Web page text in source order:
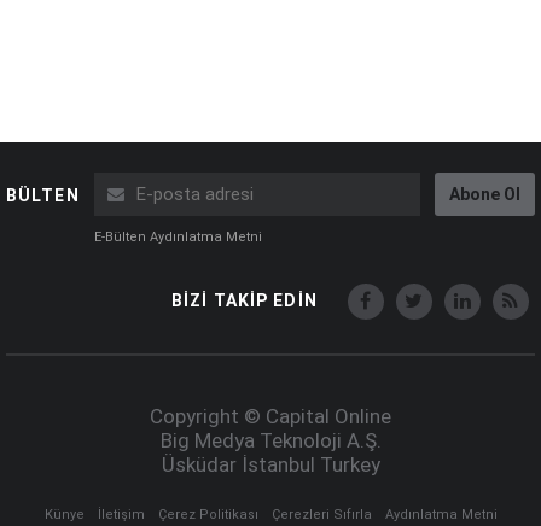
BÜLTEN Abone Ol
E-Bülten Aydınlatma Metni
BİZİ TAKİP EDİN
Copyright © Capital Online
Big Medya Teknoloji A.Ş.
Üsküdar İstanbul Turkey
Künye İletişim Çerez Politikası Çerezleri Sıfırla Aydınlatma Metni